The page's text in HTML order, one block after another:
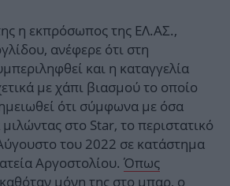
η εκπρόσωπος της ΕΛ.ΑΣ.,
ανέφερε ότι στη
και η καταγγελία
με χάπι βιασμού το οποίο
ότι σύμφωνα με όσα
μιλώντας στο Star, το περιστατικό
του 2022 σε κατάστημα
Αργοστολίου. Όπως
μόνη της στο μπαρ, ο